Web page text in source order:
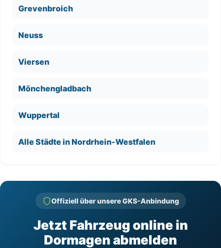
Grevenbroich
Neuss
Viersen
Mönchengladbach
Wuppertal
Alle Städte in Nordrhein-Westfalen
Offiziell über unsere GKS-Anbindung
Jetzt Fahrzeug online in
Dormagen abmelden